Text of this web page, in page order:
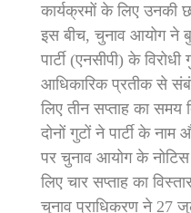
कार्यक्रमों के लिए उनकी
इस बीच, चुनाव आयोग ने
पार्टी (एनसीपी) के
आधिकारिक प्रतीक से
लिए तीन सप्ताह का समय
दोनों गुटों ने पार्टी के
पर चुनाव आयोग के
लिए चार सप्ताह का
चुनाव प्राधिकरण ने 27